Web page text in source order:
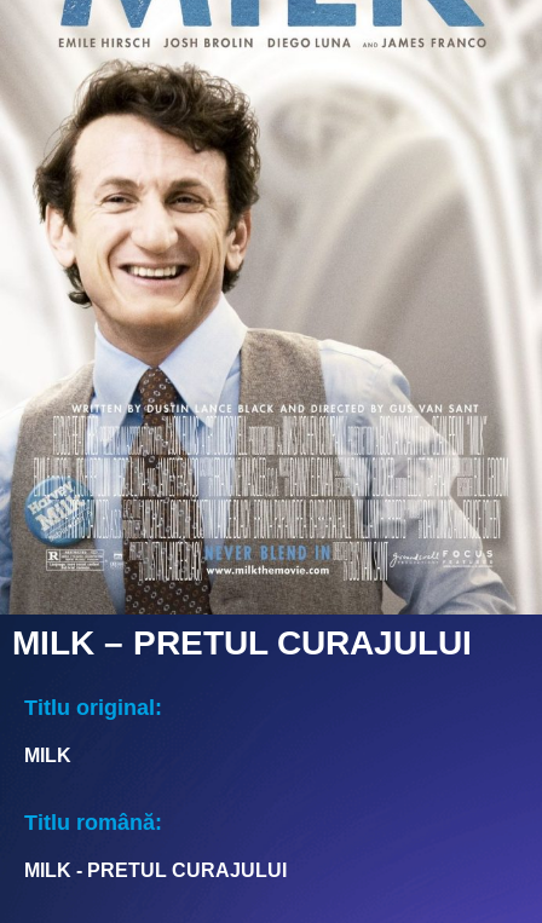
MILK – PRETUL CURAJULUI
Titlu original:
MILK
Titlu română:
MILK - PRETUL CURAJULUI